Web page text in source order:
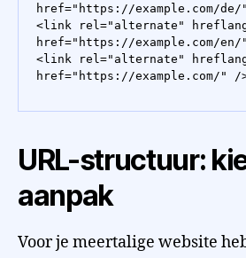
href="https://example.com/
<link rel="alternate"
href="https://example.com/
<link rel="alternate"
href="https://example.com/" /
URL-structuur:
aanpak
Voor je meertalige website